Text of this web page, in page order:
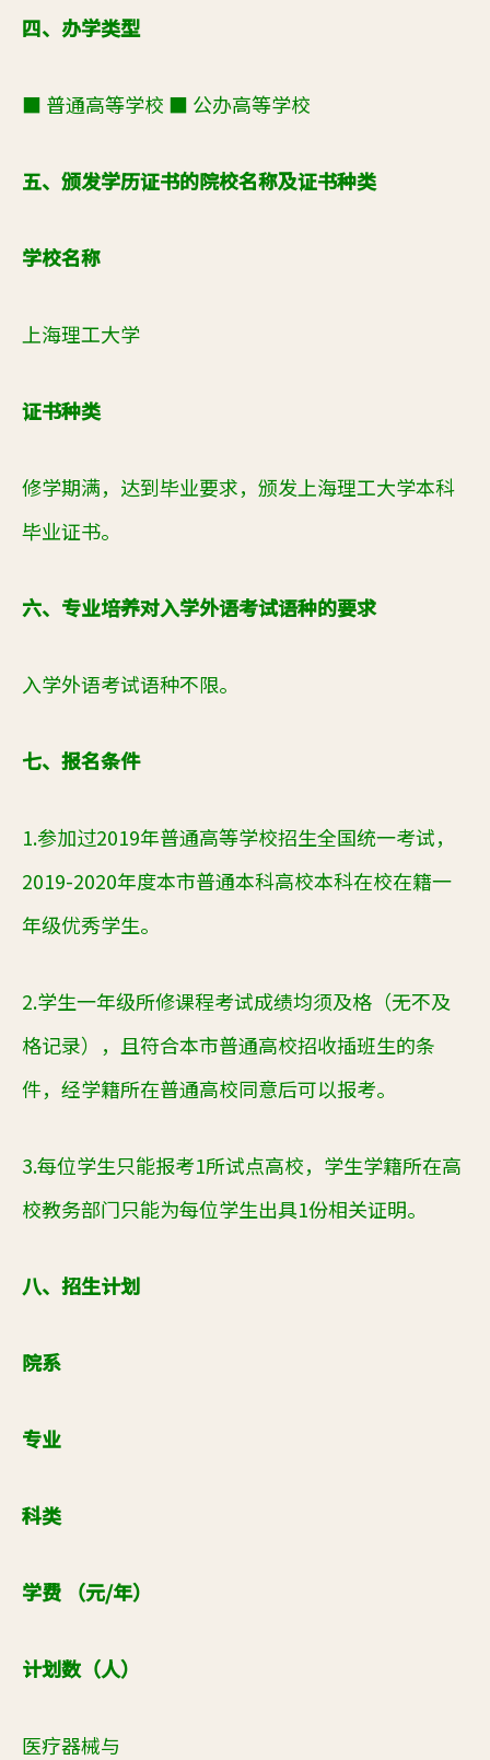
四、办学类型
■ 普通高等学校 ■ 公办高等学校
五、颁发学历证书的院校名称及证书种类
学校名称
上海理工大学
证书种类
修学期满，达到毕业要求，颁发上海理工大学本科
毕业证书。
六、专业培养对入学外语考试语种的要求
入学外语考试语种不限。
七、报名条件
1.参加过2019年普通高等学校招生全国统一考试，
2019-2020年度本市普通本科高校本科在校在籍一
年级优秀学生。
2.学生一年级所修课程考试成绩均须及格（无不及
格记录），且符合本市普通高校招收插班生的条
件，经学籍所在普通高校同意后可以报考。
3.每位学生只能报考1所试点高校，学生学籍所在高
校教务部门只能为每位学生出具1份相关证明。
八、招生计划
院系
专业
科类
学费 （元/年）
计划数（人）
医疗器械与